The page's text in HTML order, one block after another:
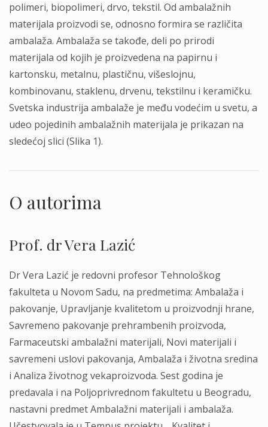
polimeri, biopolimeri, drvo, tekstil. Od ambalažnih
materijala proizvodi se, odnosno formira se različita
ambalaža. Ambalaža se takođe, deli po prirodi
materijala od kojih je proizvedena na papirnu i
kartonsku, metalnu, plastičnu, višeslojnu,
kombinovanu, staklenu, drvenu, tekstilnu i keramičku.
Svetska industrija ambalaže je među vodećim u svetu, a
udeo pojedinih ambalažnih materijala je prikazan na
sledećoj slici (Slika 1).
O autorima
Prof. dr Vera Lazić
Dr Vera Lazić je redovni profesor Tehnološkog
fakulteta u Novom Sadu, na predmetima: Ambalaža i
pakovanje, Upravljanje kvalitetom u proizvodnji hrane,
Savremeno pakovanje prehrambenih proizvoda,
Farmaceutski ambalažni materijali, Novi materijali i
savremeni uslovi pakovanja, Ambalaža i životna sredina
i Analiza životnog vekaproizvoda. Sest godina je
predavala i na Poljoprivrednom fakultetu u Beogradu,
nastavni predmet Ambalažni materijali i ambalaža.